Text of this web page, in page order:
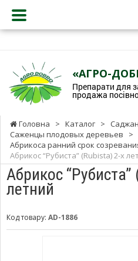
«АГРО-
Препарати для
продажа
Головна > Каталог >
Саженцы плодовых деревьев
>
Абрикоса ранний срок
Абрикос “Рубиста” (Rubista) 2-х
Абрикос
летний
Код товару: AD-1886